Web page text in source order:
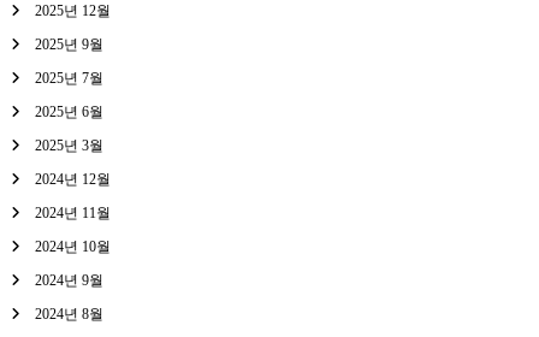
2025년 12월
2025년 9월
2025년 7월
2025년 6월
2025년 3월
2024년 12월
2024년 11월
2024년 10월
2024년 9월
2024년 8월